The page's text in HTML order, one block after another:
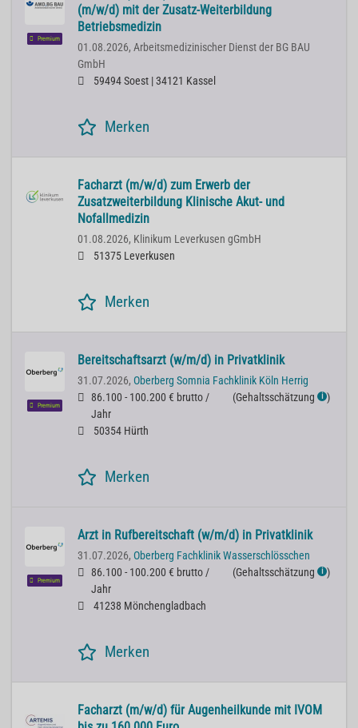
Premium
(m/w/d) mit der Zusatz-Weiterbildung
Betriebsmedizin
01.08.2026, Arbeitsmedizinischer Dienst der BG BAU
GmbH
59494 Soest | 34121 Kassel
Merken
Facharzt (m/w/d) zum Erwerb der
Zusatzweiterbildung Klinische Akut- und
Nofallmedizin
01.08.2026, Klinikum Leverkusen gGmbH
51375 Leverkusen
Merken
Premium
Bereitschaftsarzt (w/m/d) in Privatklinik
31.07.2026, Oberberg Somnia Fachklinik Köln Herrig
86.100 - 100.200 € brutto /
Jahr
(Gehaltsschätzung ℹ )
50354 Hürth
Merken
Premium
Arzt in Rufbereitschaft (w/m/d) in Privatklinik
31.07.2026, Oberberg Fachklinik Wasserschlösschen
86.100 - 100.200 € brutto /
Jahr
(Gehaltsschätzung ℹ )
41238 Mönchengladbach
Merken
Facharzt (m/w/d) für Augenheilkunde mit IVOM